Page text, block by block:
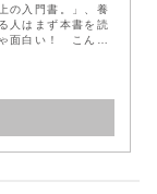
の入門書。」、養
人はまず本書を読
面白い！ こんな